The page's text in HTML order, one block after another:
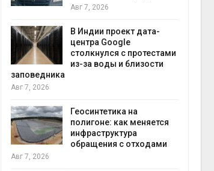
Авг 7, 2026
В Индии проект дата-
центра Google
столкнулся с протестами
из-за воды и близости
заповедника
Авг 7, 2026
Геосинтетика на
полигоне: как меняется
инфраструктура
обращения с отходами
Авг 7, 2026